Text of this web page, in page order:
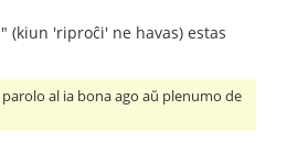
(kiun 'riproĉi' ne havas) estas
al ia bona ago aŭ plenumo de